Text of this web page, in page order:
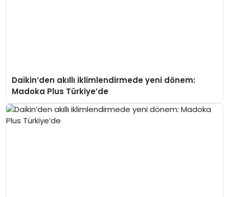
Daikin’den akıllı iklimlendirmede yeni dönem:
Madoka Plus Türkiye’de